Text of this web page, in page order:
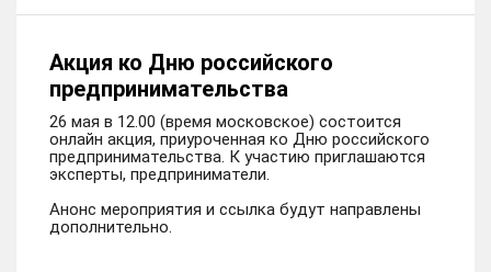
Акция ко Дню российского
предпринимательства
26 мая в 12.00 (время московское) состоится
онлайн акция, приуроченная ко Дню российского
предпринимательства. К участию приглашаются
эксперты, предприниматели.
Анонс мероприятия и ссылка будут направлены
дополнительно.